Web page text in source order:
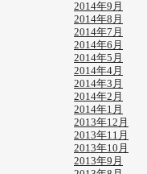
2014年9月
2014年8月
2014年7月
2014年6月
2014年5月
2014年4月
2014年3月
2014年2月
2014年1月
2013年12月
2013年11月
2013年10月
2013年9月